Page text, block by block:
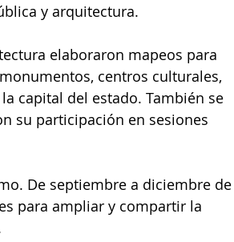
y arquitectura.
elaboraron mapeos para
centros culturales,
capital del estado. También se
su participación en sesiones
De septiembre a diciembre de
para ampliar y compartir la